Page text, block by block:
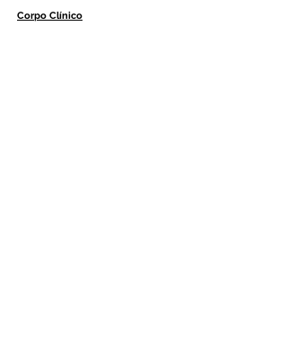
Corpo Clínico